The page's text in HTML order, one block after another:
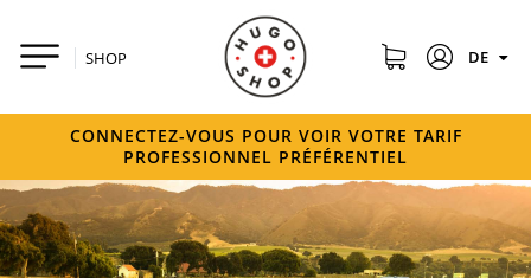
SHOP DE
CONNECTEZ-VOUS POUR VOIR VOTRE TARIF
PROFESSIONNEL PRÉFÉRENTIEL